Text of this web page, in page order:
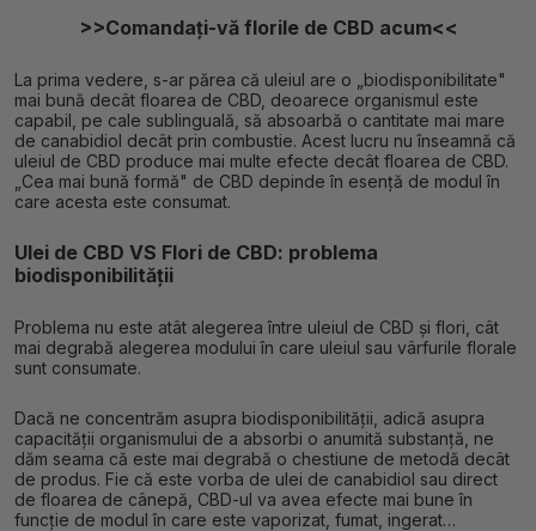
>>Comandați-vă florile de CBD acum<<
La prima vedere, s-ar părea că uleiul are o „biodisponibilitate"
mai bună decât floarea de CBD, deoarece organismul este
capabil, pe cale sublinguală, să absoarbă o cantitate mai mare
de canabidiol decât prin combustie. Acest lucru nu înseamnă că
uleiul de CBD produce mai multe efecte decât floarea de CBD.
„Cea mai bună formă" de CBD depinde în esență de modul în
care acesta este consumat.
Ulei de CBD VS Flori de CBD: problema
biodisponibilității
Problema nu este atât alegerea între uleiul de CBD și flori, cât
mai degrabă alegerea modului în care uleiul sau vârfurile florale
sunt consumate.
Dacă ne concentrăm asupra biodisponibilității, adică asupra
capacității organismului de a absorbi o anumită substanță, ne
dăm seama că este mai degrabă o chestiune de metodă decât
de produs. Fie că este vorba de ulei de canabidiol sau direct
de floarea de cânepă, CBD-ul va avea efecte mai bune în
funcție de modul în care este vaporizat, fumat, ingerat…